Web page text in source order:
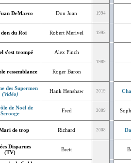
DeMarco Don Juan 1994
don du Roi Robert Merivel 1995
s'est trompé Alex Finch
1989
ressemblance Roger Baron
des Supermen
(Vidéo)
Hank Henshaw 2019
de Noël de
Scrooge
Fred 2009
de trop Richard 2008
Disparues
(TV)
Brett